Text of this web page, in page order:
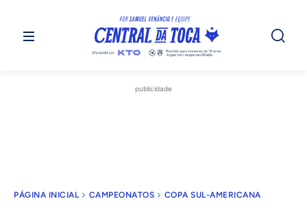
publicidade
PÁGINA INICIAL CAMPEONATOS COPA SUL-AMERICANA